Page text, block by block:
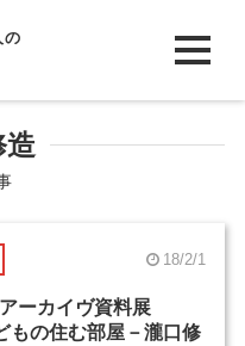
の
造
18/2/1
ーカイヴ資料展
もの住む部屋－瀧口修